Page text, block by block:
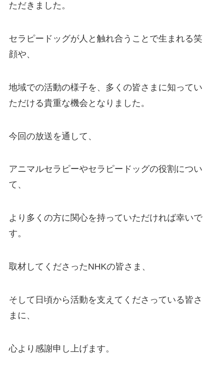
ただきました。
セラピードッグが人と触れ合うことで生まれる笑
顔や、
地域での活動の様子を、多くの皆さまに知ってい
ただける貴重な機会となりました。
今回の放送を通して、
アニマルセラピーやセラピードッグの役割につい
て、
より多くの方に関心を持っていただければ幸いで
す。
取材してくださったNHKの皆さま、
そして日頃から活動を支えてくださっている皆さ
まに、
心より感謝申し上げます。